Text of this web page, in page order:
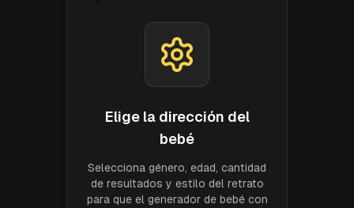
Elige la dirección del
bebé
Selecciona género, edad, cantidad
de resultados y estilo del retrato
para que el generador de bebé con